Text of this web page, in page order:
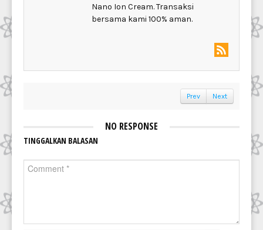
Nano Ion Cream. Transaksi
bersama kami 100% aman.
Prev Next
NO RESPONSE
TINGGALKAN BALASAN